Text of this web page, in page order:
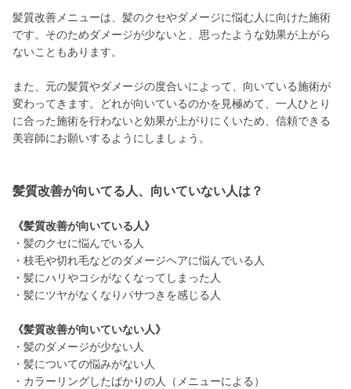
髪質改善メニューは、髪のクセやダメージに悩む人に向けた施術
です。そのためダメージが少ないと、思ったような効果が上がら
ないこともあります。
また、元の髪質やダメージの度合いによって、向いている施術が
変わってきます。どれが向いているのかを見極めて、一人ひとり
に合った施術を行わないと効果が上がりにくいため、信頼できる
美容師にお願いするようにしましょう。
髪質改善が向いてる人、向いていない人は？
《髪質改善が向いている人》
・髪のクセに悩んでいる人
・枝毛や切れ毛などのダメージヘアに悩んでいる人
・髪にハリやコシがなくなってしまった人
・髪にツヤがなくなりパサつきを感じる人
《髪質改善が向いていない人》
・髪のダメージが少ない人
・髪についての悩みがない人
・カラーリングしたばかりの人（メニューによる）